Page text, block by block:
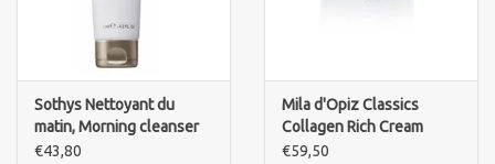
Sothys Nettoyant du
matin, Morning cleanser
€43,80
Mila d'Opiz Classics
Collagen Rich Cream
€59,50